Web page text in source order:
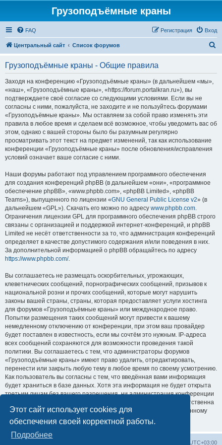
Этот сайт использует cookies для
обеспечения своей корректной работы.
Подробнее
Грузоподъёмные краны
FAQ Вход
Регистрация
Центральный сайт Список форумов
Грузоподъёмные краны - Общие правила
Заходя на конференцию «Грузоподъёмные краны» (в дальнейшем «мы»,
«наш», «Грузоподъёмные краны», «https://forum.portalkran.ru»), вы
подтверждаете своё согласие со следующими условиями. Если вы не
согласны с ними, пожалуйста, не заходите и не пользуйтесь форумами
«Грузоподъёмные краны». Мы оставляем за собой право изменять эти
правила в любое время и сделаем всё возможное, чтобы уведомить вас об
этом, однако с вашей стороны было бы разумным регулярно
просматривать этот текст на предмет изменений, так как использование
конференции «Грузоподъёмные краны» после обновления/исправления
условий означает ваше согласие с ними.
Наши форумы работают под управлением программного обеспечения
для создания конференций phpBB (в дальнейшем «они», «программное
обеспечение phpBB», «www.phpbb.com», «phpBB Limited», «phpBB
Teams»), выпущенного по лицензии «GNU General Public License v2» (в
дальнейшем «GPL»). Скачать его можно по адресу www.phpbb.com.
Ограничения лицензии GPL для программного обеспечения phpBB строго
связаны с организацией и поддержкой интернет-конференций, и phpBB
Limited не несёт ответственности за то, что администрация конференций
определяет в качестве допустимого содержания и/или поведения в них.
За дополнительной информацией о phpBB обращайтесь по адресу
https://www.phpbb.com/.
Вы соглашаетесь не размещать оскорбительных, угрожающих,
клеветнических сообщений, порнографических сообщений, призывов к
национальной розни и прочих сообщений, которые могут нарушить
законы вашей страны, страны, которая предоставляет услуги хостинга
для форумов «Грузоподъёмные краны» или международное право.
Попытки размещения таких сообщений могут привести к вашему
немедленному отключению от конференции, при этом ваш провайдер
будет поставлен в известность, если мы сочтём это нужным. IP-адреса
всех сообщений сохраняются для возможности проведения такой
политики. Вы соглашаетесь с тем, что администраторы форумов
«Грузоподъёмные краны» имеют право удалить, отредактировать,
перенести или закрыть любую тему в любое время по своему усмотрению.
Как пользователь вы согласны с тем, что введённая вами информация
будет храниться в базе данных. Хотя эта информация не будет открыта
третьим лицам без вашего разрешения, ни администрация конференции
«Грузоподъёмные краны», ни phpBB Limited не может быть ответственна
за действия хакеров, которые могут привести к несанкционированному
доступу к ней.
UTC+03:00